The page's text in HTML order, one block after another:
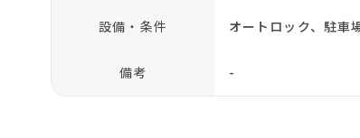
設備・条件 オートロック、駐車
備考 -